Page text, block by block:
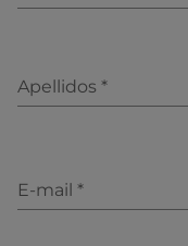
Apellidos *
E-mail *